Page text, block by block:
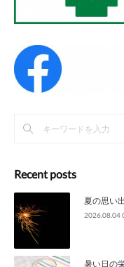
Recent posts
夏の思い
2026.08.04
暑い日の